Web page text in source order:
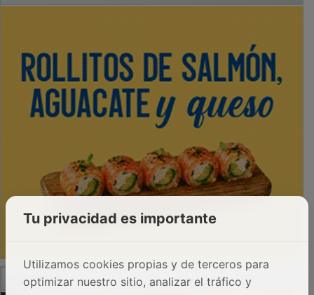
PUBLICIDAD
Tu privacidad es importante
Utilizamos cookies propias y de terceros para
optimizar nuestro sitio, analizar el tráfico y